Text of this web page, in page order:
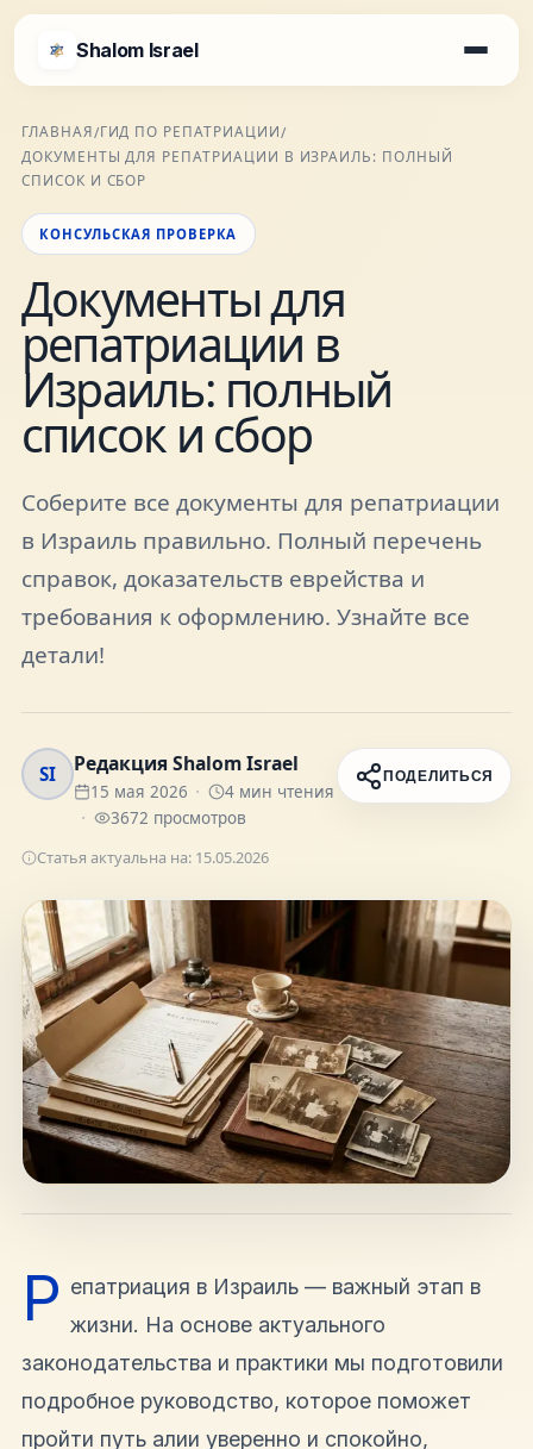
Shalom Israel
Блог
Афиша
Новости
Специалисты
О нас
Присоединяйтесь к нам
жизни в Израиле
Подписаться
Telegram
hello@shalomisrael.ru
ГЛАВНАЯ/ГИД ПО РЕПАТРИАЦИИ/
ДОКУМЕНТЫ ДЛЯ РЕПАТРИАЦИИ В ИЗРАИЛЬ: ПОЛНЫЙ
СПИСОК И СБОР
КОНСУЛЬСКАЯ ПРОВЕРКА
Документы для
репатриации в
Израиль: полный
список и сбор
Соберите все документы для репатриации
в Израиль правильно. Полный перечень
справок, доказательств еврейства и
требования к оформлению. Узнайте все
детали!
SI Редакция Shalom Israel
15 мая 2026 4мин чтения
3672 просмотров
ПОДЕЛИТЬСЯ
Статья актуальна на: 15.05.2026
Р епатриация в Израиль — важный этап в
жизни. На основе актуального
законодательства и практики мы подготовили
подробное руководство, которое поможет
пройти путь алии уверенно и спокойно,